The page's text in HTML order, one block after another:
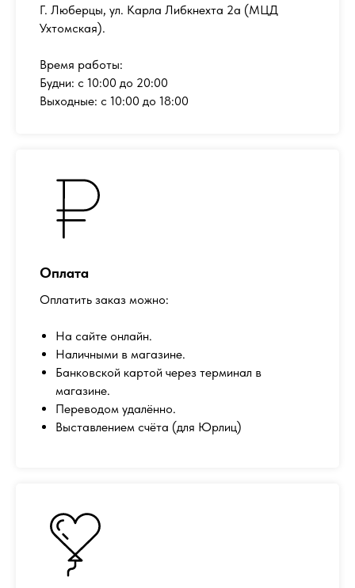
Г. Люберцы, ул. Карла Либкнехта 2а (МЦД
Ухтомская).
Время работы:
Будни: с 10:00 до 20:00
Выходные: с 10:00 до 18:00
Оплата
Оплатить заказ можно:
На сайте онлайн.
Наличными в магазине.
Банковской картой через терминал в
магазине.
Переводом удалённо.
Выставлением счёта (для Юрлиц)